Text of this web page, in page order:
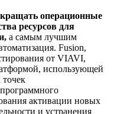
операционные
ресурсов для
а самым лучшим
Fusion,
от VIAVI,
использующей
активации новых
и устранения